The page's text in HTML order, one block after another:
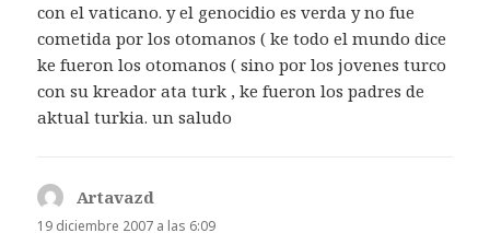
con el vaticano. y el genocidio es verda y no fue
cometida por los otomanos ( ke todo el mundo dice
ke fueron los otomanos ( sino por los jovenes turco
con su kreador ata turk , ke fueron los padres de
aktual turkia. un saludo
Artavazd
19 diciembre 2007 a las 6:09